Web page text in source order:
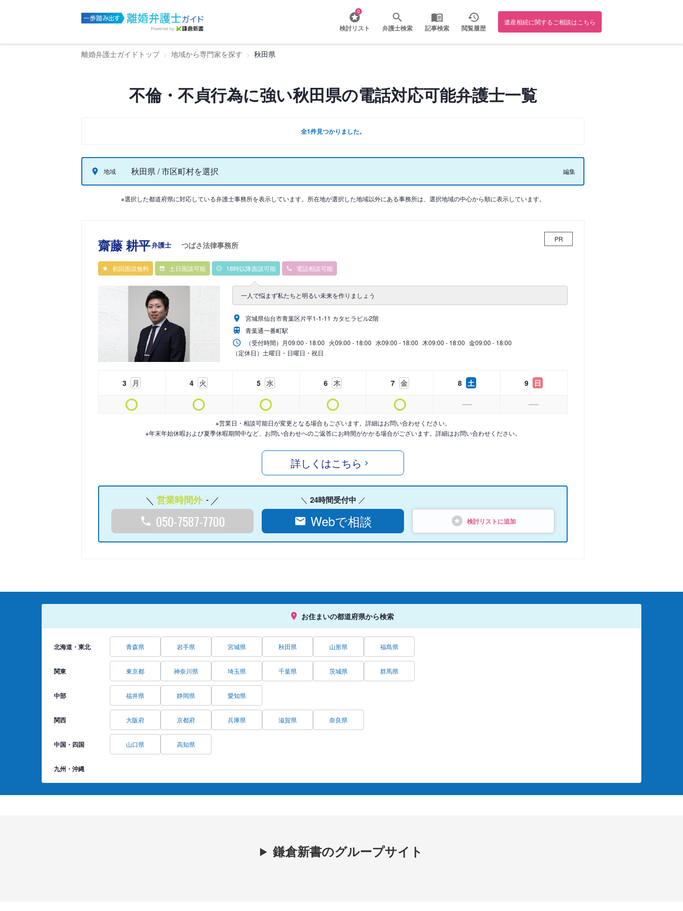
0
検討リスト 弁護士検索 記事検索 閲覧履歴
遺産相続に関するご相談はこちら
離婚弁護士ガイドトップ 地域から専門家を探す 秋田県
不倫・不貞行為に強い秋田県の電話対応可能弁護士一覧
全1件見つかりました。
地域 秋田県 / 市区町村を選択 編集
※選択した都道府県に対応している弁護士事務所を表示しています。所在地が選択した地域以外にある事務所は、選択地域の中心から順に表示しています。
齋藤 耕平弁護士 つばさ法律事務所
PR
初回面談無料 土日面談可能 18時以降面談可能 電話相談可能
一人で悩まず私たちと明るい未来を作りましょう
宮城県仙台市青葉区片平1-1-11 カタヒラビル2階
青葉通一番町駅
（受付時間） 月09:00 - 18:00 火09:00 - 18:00 水09:00 - 18:00 木09:00 - 18:00 金09:00 - 18:00
（定休日）土曜日・日曜日・祝日
3 月 4 火 5 水 6 木 7 金 8 土 9 日
※営業日・相談可能日が変更となる場合もございます。詳細はお問い合わせください。
※年末年始休暇および夏季休暇期間中など、お問い合わせへのご返答にお時間がかかる場合がございます。詳細はお問い合わせください。
詳しくはこちら
営業時間外 -
050-7587-7700
24時間受付中
Webで相談 検討リストに追加
お住まいの都道府県から検索
北海道・東北 青森県 岩手県 宮城県 秋田県 山形県 福島県
関東 東京都 神奈川県 埼玉県 千葉県 茨城県 群馬県
中部 福井県 静岡県 愛知県
関西 大阪府 京都府 兵庫県 滋賀県 奈良県
中国・四国 山口県 高知県
九州・沖縄
鎌倉新書のグループサイト